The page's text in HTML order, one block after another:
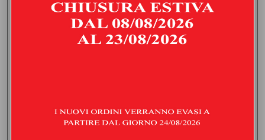
DOWNPIPE CON CATALIZZATORE
PEUGEOT 208 GTI 1.6 THP (200/208 HP) | 2014 | TYPE C
AGGIUNGI AL CARRELLO